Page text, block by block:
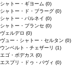
シャトー・ギヨーム (0)
シャトー・ド・ブラーグ (0)
シャトー・パルネイ (0)
シャトー・プランセ (0)
ヴェルデロ (0)
ヴュー・シャトー・セルタン (0)
ウンベルト・チェザーリ (1)
エゴ・ボデカス (0)
エスプリ・ドゥ・パヴィ (0)